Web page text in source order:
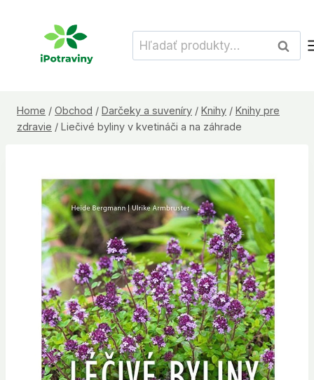
Hľadať:
Home / Obchod / Darčeky a suveníry / Knihy / Knihy pre
zdravie / Liečivé byliny v kvetináči a na záhrade